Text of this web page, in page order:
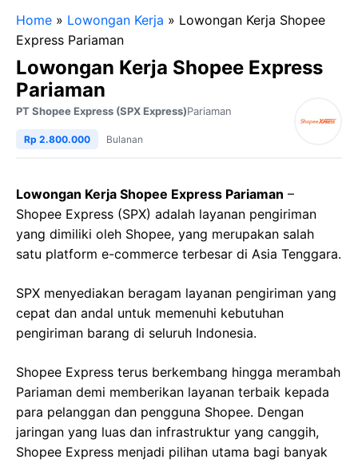
Home » Lowongan Kerja » Lowongan Kerja Shopee
Express Pariaman
Lowongan Kerja Shopee Express
Pariaman
PT Shopee Express (SPX Express)Pariaman
Rp 2.800.000 Bulanan
Lowongan Kerja Shopee Express Pariaman –
Shopee Express (SPX) adalah layanan pengiriman
yang dimiliki oleh Shopee, yang merupakan salah
satu platform e-commerce terbesar di Asia Tenggara.
SPX menyediakan beragam layanan pengiriman yang
cepat dan andal untuk memenuhi kebutuhan
pengiriman barang di seluruh Indonesia.
Shopee Express terus berkembang hingga merambah
Pariaman demi memberikan layanan terbaik kepada
para pelanggan dan pengguna Shopee. Dengan
jaringan yang luas dan infrastruktur yang canggih,
Shopee Express menjadi pilihan utama bagi banyak